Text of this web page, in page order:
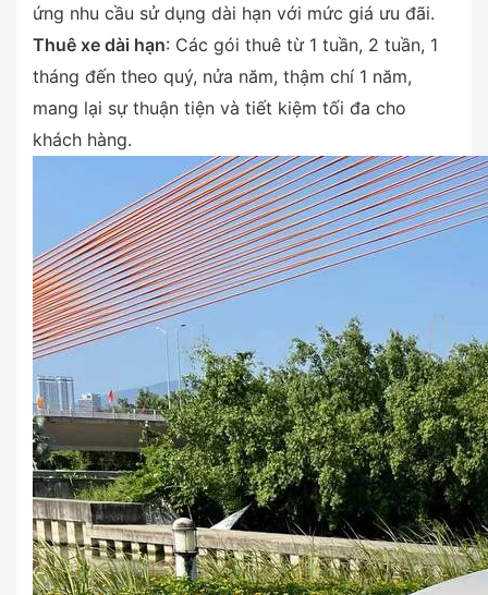
ứng nhu cầu sử dụng dài hạn với mức giá ưu đãi.
Thuê xe dài hạn: Các gói thuê từ 1 tuần, 2 tuần, 1
tháng đến theo quý, nửa năm, thậm chí 1 năm,
mang lại sự thuận tiện và tiết kiệm tối đa cho
khách hàng.